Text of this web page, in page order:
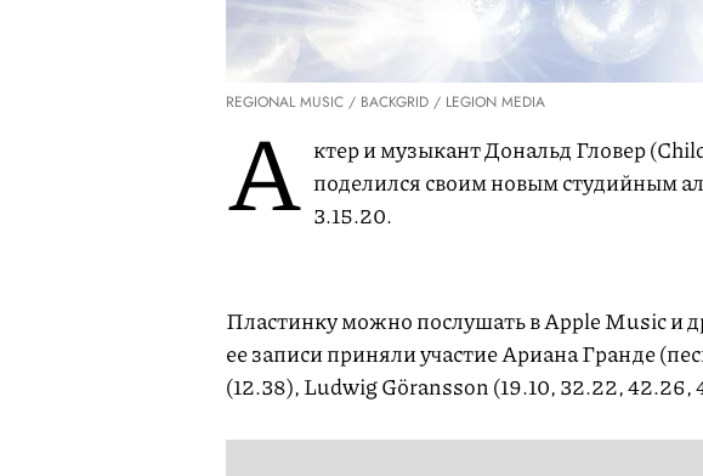
REGIONAL MUSIC / BACKGRID / LEGION MEDIA
А ктер и музыкант Дональд Гловер
поделился своим новым студийным
3.15.20.
Пластинку можно послушать в Apple Music и
ее записи приняли участие Ариана Гранде
(12.38), Ludwig Göransson (19.10, 32.22, 42.26,